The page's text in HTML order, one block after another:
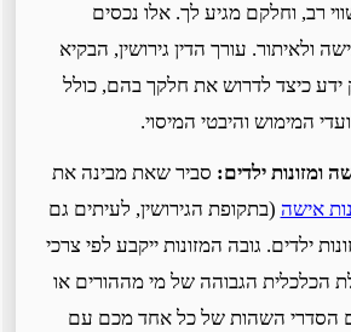
רב, וחלקם מגיע לך. אלו נכסים
ולאיתור. עורך הדין גירושין, הבקיא
ידע כיצד לדרוש את חלקך בהם, כולל
המימוש והיבטי המיסוי.
ומזונות ילדים:סביר שאת מבינה את
אישה(בתקופת הגירושין, לעיתים גם
ילדים. גובה המזונות ייקבע לפי צרכי
הכלכלית הגבוהה של מי מההורים או
הסדרי השהות של כל אחד מכם עם